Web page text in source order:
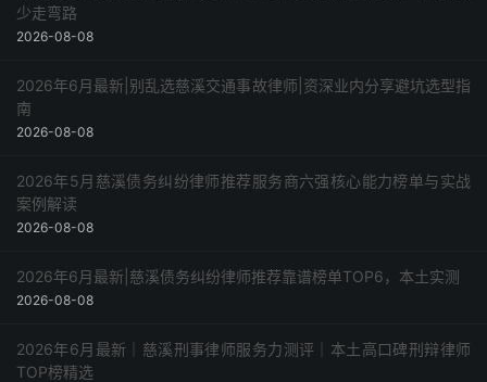
少走弯路
2026-08-08
2026年6月最新|别乱选慈溪交通事故律师|资深业内分享避坑选型指
南
2026-08-08
2026年5月慈溪债务纠纷律师推荐服务商六强核心能力榜单与实战
案例解读
2026-08-08
2026年6月最新|慈溪债务纠纷律师推荐靠谱榜单TOP6，本土实测
2026-08-08
2026年6月最新｜慈溪刑事律师服务力测评｜本土高口碑刑辩律师
TOP榜精选